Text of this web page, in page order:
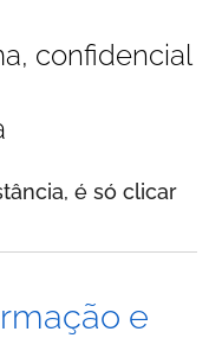
confidencial
é só clicar
e